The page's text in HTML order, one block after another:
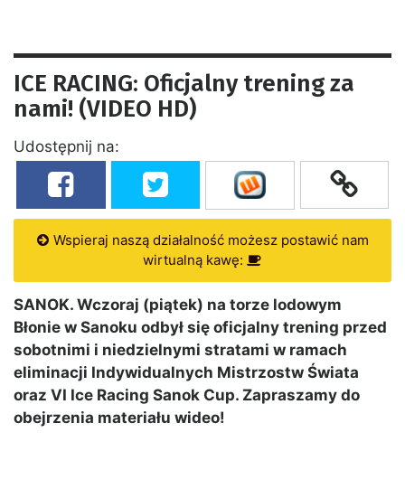
ICE RACING: Oficjalny trening za
nami! (VIDEO HD)
Udostępnij na:
Wspieraj naszą działalność możesz postawić nam
wirtualną kawę:
SANOK. Wczoraj (piątek) na torze lodowym
Błonie w Sanoku odbył się oficjalny trening przed
sobotnimi i niedzielnymi stratami w ramach
eliminacji Indywidualnych Mistrzostw Świata
oraz VI Ice Racing Sanok Cup. Zapraszamy do
obejrzenia materiału wideo!